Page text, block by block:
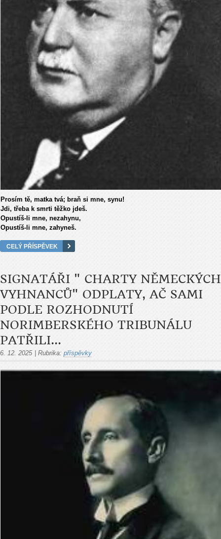
Prosím tě, matka tvá; braň si mne, synu!
Jdi, třeba k smrti těžko jdeš.
Opustíš-li mne, nezahynu,
Opustíš-li mne, zahyneš.
CELÝ PŘÍSPĚVEK
SIGNATÁŘI " CHARTY NĚMECKÝCH
VYHNANCŮ" ODPLATY, AČ SAMI
PODLE ROZHODNUTÍ
NORIMBERSKÉHO TRIBUNÁLU
PATŘILI...
6. 12. 2025 Rubrika: příspěvky